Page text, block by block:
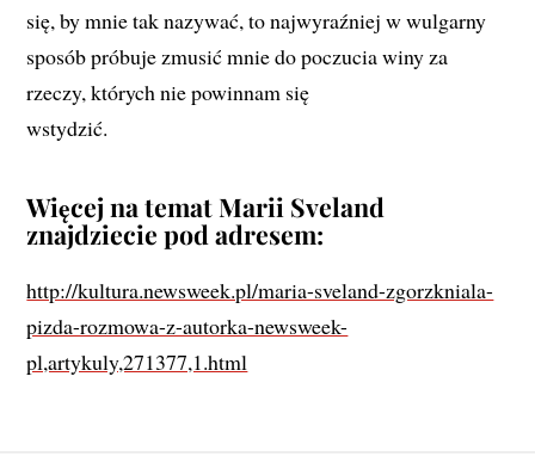
się, by mnie tak nazywać, to najwyraźniej w wulgarny
sposób próbuje zmusić mnie do poczucia winy za
rzeczy, których nie powinnam się
wstydzić.
Więcej na temat Marii Sveland
znajdziecie pod adresem:
http://kultura.newsweek.pl/maria-sveland-zgorzkniala-
pizda-rozmowa-z-autorka-newsweek-
pl,artykuly,271377,1.html